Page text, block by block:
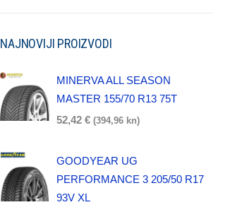
NAJNOVIJI PROIZVODI
MINERVA ALL SEASON
MASTER 155/70 R13 75T
52,42€ (394,96 kn)
GOODYEAR UG
PERFORMANCE 3 205/50 R17
93V XL